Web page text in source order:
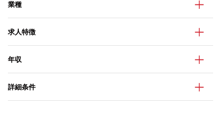
業種
求人特徴
年収
詳細条件